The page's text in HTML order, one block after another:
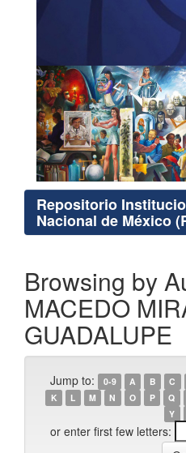
Repositorio
Nacional de México
Browsing by
MACEDO
GUADALUPE
Jump to: 0-9 A B C
K
L M N O P Q
Y
or enter first few letters: